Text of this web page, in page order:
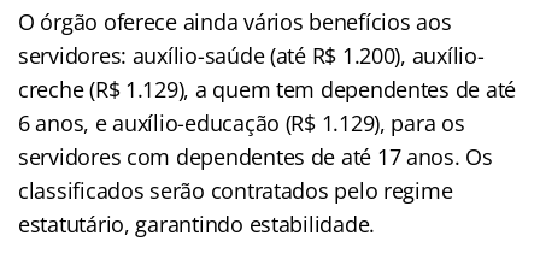
O órgão oferece ainda vários benefícios aos
servidores: auxílio-saúde (até R$ 1.200), auxílio-
creche (R$ 1.129), a quem tem dependentes de até
6 anos, e auxílio-educação (R$ 1.129), para os
servidores com dependentes de até 17 anos. Os
classificados serão contratados pelo regime
estatutário, garantindo estabilidade.